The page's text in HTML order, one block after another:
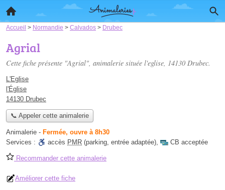
Accueil > Normandie > Calvados > Drubec
Agrial
Cette fiche présente "Agrial", animalerie située l'eglise, 14130 Drubec.
L'Eglise
l'Église
14130 Drubec
📞 Appeler cette animalerie
Animalerie - Fermée, ouvre à 8h30
Services :
accès PMR (parking, entrée adaptée), CB acceptée
Recommander cette animalerie
Améliorer cette fiche